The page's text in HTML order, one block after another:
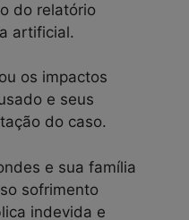
do relatório
artificial.
os impactos
e seus
do caso.
e sua família
sofrimento
indevida e